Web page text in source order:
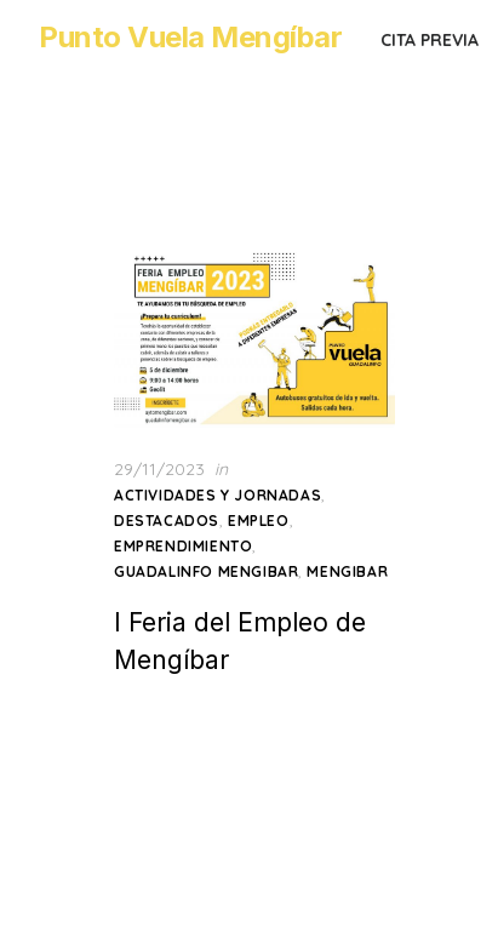
Punto Vuela Mengíbar CITA PREVIA
Posted
on
29/11/2023 in
ACTIVIDADES Y JORNADAS,
DESTACADOS, EMPLEO,
EMPRENDIMIENTO,
GUADALINFO MENGIBAR,MENGIBAR
I Feria del Empleo de
Mengíbar